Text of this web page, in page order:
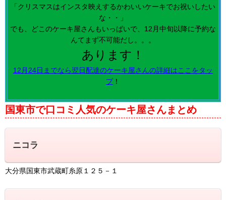
「クリスマスはインスタ映えするかわいいケーキでお祝いしたい
な・・」
でも、どこのケーキ屋さんもいっぱいで、12月中旬以降に予約な
んてまず不可能だし。。。
あります！
12月24日までなら翌日配達のケーキ屋さんの詳細はここをタッ
プ！
国東市で口コミ人気のケーキ屋さんまとめ
ニコラ
大分県国東市武蔵町糸原１２５－１